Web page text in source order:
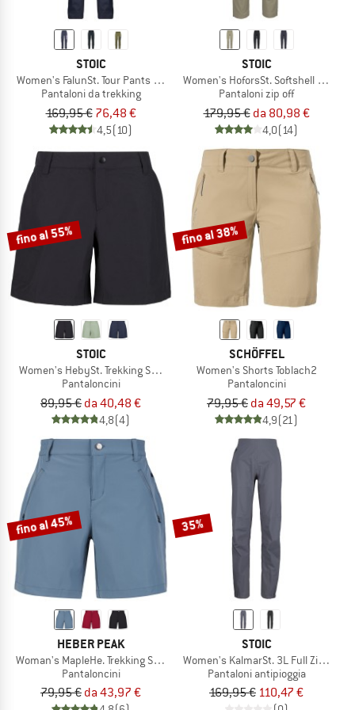
STOIC
Women's FalunSt. Tour Pants Light
Pantaloni da trekking
169,95 € 76,48 €
4,5(10)
STOIC
Women's HoforsSt. Softshell Zip-Off
Pantaloni zip off
179,95 € da 80,98 €
4,0(14)
fino al 55%
STOIC
Women's HebySt. Trekking Shorts
Pantaloncini
89,95 € da 40,48 €
4,8(4)
fino al 38%
SCHÖFFEL
Women's Shorts Toblach2
Pantaloncini
79,95 € da 49,57 €
4,9(21)
fino al 45%
HEBER PEAK
Woman's MapleHe. Trekking Shorts
Pantaloncini
79,95 € da 43,97 €
35%
STOIC
Women's KalmarSt. 3L Full Zip Rain
Pantaloni antipioggia
169,95 € 110,47 €